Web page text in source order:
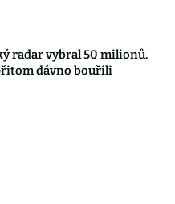
radar vybral 50 milionů.
dávno bouřili